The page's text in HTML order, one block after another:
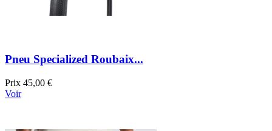
Pneu Specialized Roubaix...
Prix 45,00 €
Voir